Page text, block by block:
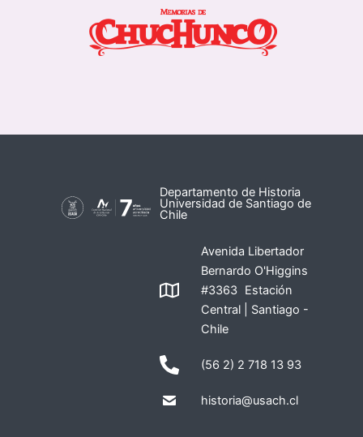
Departamento de Historia
Universidad de Santiago de
Chile
Avenida Libertador
Bernardo O'Higgins
#3363 Estación
Central | Santiago -
Chile
(56 2) 2 718 13 93
historia@usach.cl